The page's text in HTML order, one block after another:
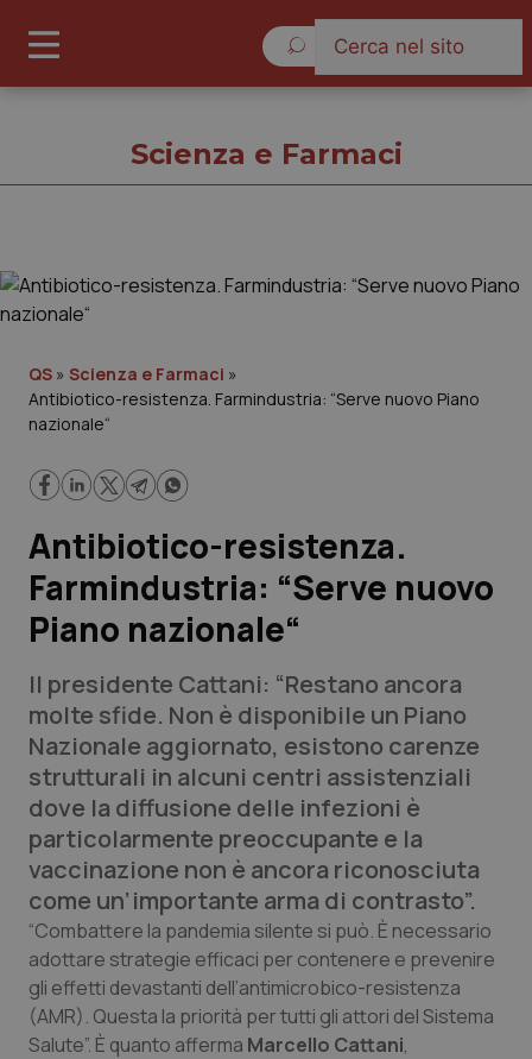
Governo e Parlamento
Regioni e Asl
Lavoro e Professioni
Scienza e Farmaci
Studi e Analisi
Lettere al direttore
Edizioni Regionali
QS Pro
Professionisti Sanitari.AI
Abruzzo
Basilicata
QS Pro Gold
Artrite & artrosi
QS Club Newsletter
Scienza e Farmaci
QS » Scienza e Farmaci »
Antibiotico-resistenza. Farmindustria: “Serve nuovo Piano
nazionale“
Antibiotico-resistenza.
Farmindustria: “Serve nuovo
Piano nazionale“
Il presidente Cattani: “Restano ancora
molte sfide. Non è disponibile un Piano
Nazionale aggiornato, esistono carenze
strutturali in alcuni centri assistenziali
dove la diffusione delle infezioni è
particolarmente preoccupante e la
vaccinazione non è ancora riconosciuta
come un’importante arma di contrasto”.
“Combattere la pandemia silente si può. È necessario
adottare strategie efficaci per contenere e prevenire
gli effetti devastanti dell’antimicrobico-resistenza
(AMR). Questa la priorità per tutti gli attori del Sistema
Salute”. È quanto afferma Marcello Cattani,